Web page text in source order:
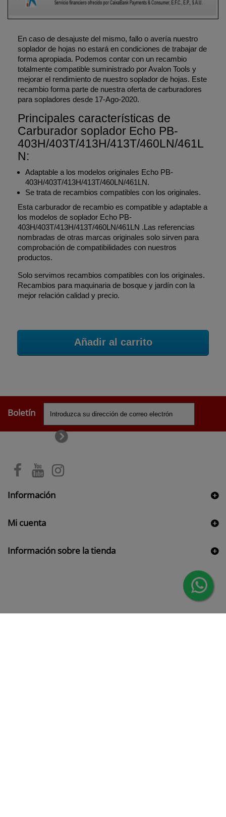
En caso de desajuste del mismo, fallo o avería nuestro
soplador de hojas no estará en condiciones de trabajar de
forma apropiada. Podemos contar con un recambio
totalmente compatible suministrado por Avalon Tools y
mejorar el rendimiento de nuestro soplador de hojas. Este
recambio forma parte de nuestra oferta de carburadores
para sopladores desde 17-Ago-2020.
Principales características de
Carburador soplador Echo PB-
403H/403T/413H/413T/460LN/461L
N:
Adaptable a los modelos originales Echo PB-
403H/403T/413H/413T/460LN/461LN.
Se trata de recambios compatibles con los originales.
Esta carburador de recambio es compatible y adaptable a
los modelos de soplador Echo PB-
403H/403T/413H/413T/460LN/461LN .Las referencias
nombradas de otras marcas originales solo sirven para
comprobación de compatibilidades con nuestros
productos.
Solo servimos recambios compatibles con los originales.
Recambios para maquinaria de bosque y jardín con la
mejor relación calidad y precio.
Añadir al carrito
Boletín
Información
Mi cuenta
Información sobre la tienda